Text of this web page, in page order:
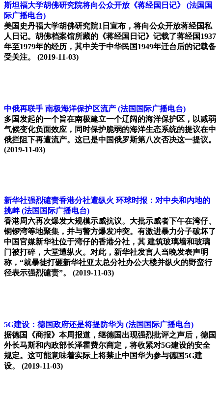
斯坦福大学胡佛研究院将向公众开放《蒋经国日记》
(法国国
际广播电台)
美国史丹福大学胡佛研究院1日宣布，将向公众开放蒋经国私
人日记。胡佛档案馆所藏的《蒋经国日记》记载了蒋经国1937
年至1979年的经历，其中关于中华民国1949年迁台后的记载备
受关注。 (2019-11-03)
中俄再联手 南极海洋保护区流产 (法国国际广播电台)
多国发起的一个旨在南极建立一个辽阔的海洋保护区，以减弱
气候变化负面效应，同时保护脆弱的海洋生态系统的提议在中
俄拦阻下再遭流产。这已是中国俄罗斯第八次否决这一提议。
(2019-11-03)
新华社强烈谴责香港分社遭纵火 环球时报：对中央和内地的
挑衅 (法国国际广播电台)
香港周六再次爆发大规模示威抗议。大批示威者下午在湾仔、
铜锣湾等地聚集，并与警方爆发冲突。有激进暴力分子破坏了
中国官媒新华社位于湾仔的香港分社，其 建筑玻璃墙和玻璃
门被打碎，大堂遭纵火。对此，新华社发言人当晚发表声明
称，“就暴徒打砸新华社亚太总分社办公大楼并纵火的野蛮行
径表示强烈谴责”。 (2019-11-03)
5G建设：德国政府还是将提防华为 (法国国际广播电台)
据德国《商报》本周报道，继德国出现强烈批评之声后，德国
外长马斯和内政部长泽霍费尔商定，将收紧对5G建设的安全
规定。这可能意味着实际上将禁止中国华为参与德国5G建
设。 (2019-11-03)